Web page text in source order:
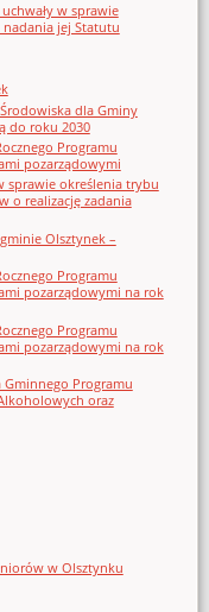
w sprawie
jej Statutu
dla Gminy
do roku 2030
Programu
pozarządowymi
sprawie określenia trybu
o realizację zadania
Olsztynek –
Programu
pozarządowymi na rok
Programu
pozarządowymi na rok
Gminnego Programu
oraz
w Olsztynku